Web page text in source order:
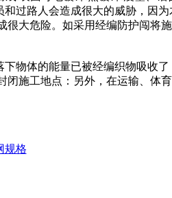
过路人会造成很大的威胁，因为
很大危险。如采用经编防护闯将
物体的能量已被经编织物吸收了
施工地点：另外，在运输、体
规格